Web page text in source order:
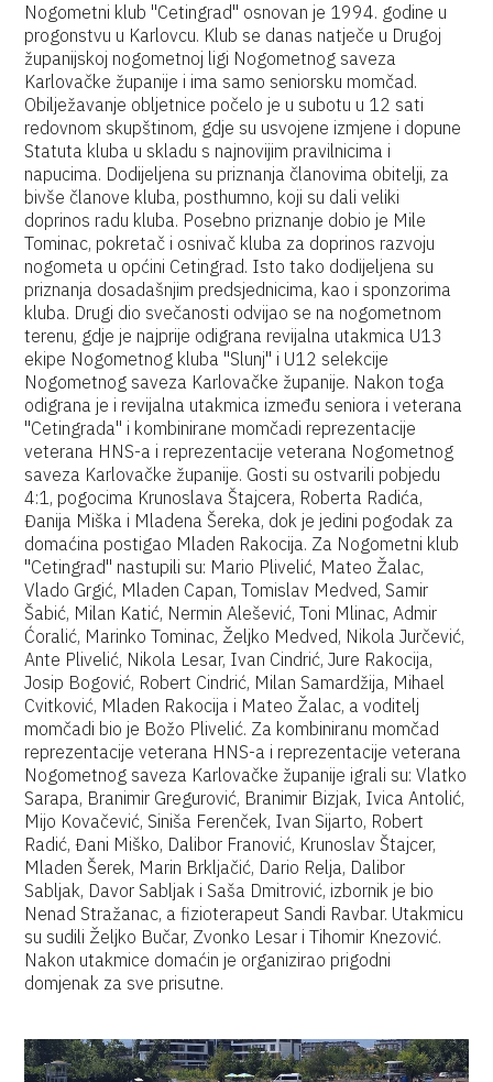
Nogometni klub "Cetingrad" osnovan je 1994. godine u
progonstvu u Karlovcu. Klub se danas natječe u Drugoj
županijskoj nogometnoj ligi Nogometnog saveza
Karlovačke županije i ima samo seniorsku momčad.
Obilježavanje obljetnice počelo je u subotu u 12 sati
redovnom skupštinom, gdje su usvojene izmjene i dopune
Statuta kluba u skladu s najnovijim pravilnicima i
napucima. Dodijeljena su priznanja članovima obitelji, za
bivše članove kluba, posthumno, koji su dali veliki
doprinos radu kluba. Posebno priznanje dobio je Mile
Tominac, pokretač i osnivač kluba za doprinos razvoju
nogometa u općini Cetingrad. Isto tako dodijeljena su
priznanja dosadašnjim predsjednicima, kao i sponzorima
kluba. Drugi dio svečanosti odvijao se na nogometnom
terenu, gdje je najprije odigrana revijalna utakmica U13
ekipe Nogometnog kluba "Slunj" i U12 selekcije
Nogometnog saveza Karlovačke županije. Nakon toga
odigrana je i revijalna utakmica između seniora i veterana
"Cetingrada" i kombinirane momčadi reprezentacije
veterana HNS-a i reprezentacije veterana Nogometnog
saveza Karlovačke županije. Gosti su ostvarili pobjedu
4:1, pogocima Krunoslava Štajcera, Roberta Radića,
Đanija Miška i Mladena Šereka, dok je jedini pogodak za
domaćina postigao Mladen Rakocija. Za Nogometni klub
"Cetingrad" nastupili su: Mario Plivelić, Mateo Žalac,
Vlado Grgić, Mladen Capan, Tomislav Medved, Samir
Šabić, Milan Katić, Nermin Alešević, Toni Mlinac, Admir
Ćoralić, Marinko Tominac, Željko Medved, Nikola Jurčević,
Ante Plivelić, Nikola Lesar, Ivan Cindrić, Jure Rakocija,
Josip Bogović, Robert Cindrić, Milan Samardžija, Mihael
Cvitković, Mladen Rakocija i Mateo Žalac, a voditelj
momčadi bio je Božo Plivelić. Za kombiniranu momčad
reprezentacije veterana HNS-a i reprezentacije veterana
Nogometnog saveza Karlovačke županije igrali su: Vlatko
Sarapa, Branimir Gregurović, Branimir Bizjak, Ivica Antolić,
Mijo Kovačević, Siniša Ferenček, Ivan Sijarto, Robert
Radić, Đani Miško, Dalibor Franović, Krunoslav Štajcer,
Mladen Šerek, Marin Brkljačić, Dario Relja, Dalibor
Sabljak, Davor Sabljak i Saša Dmitrović, izbornik je bio
Nenad Stražanac, a fizioterapeut Sandi Ravbar. Utakmicu
su sudili Željko Bučar, Zvonko Lesar i Tihomir Knezović.
Nakon utakmice domaćin je organizirao prigodni
domjenak za sve prisutne.